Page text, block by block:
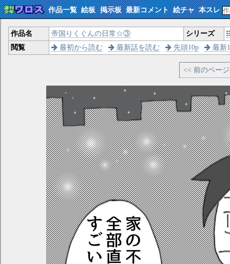
作品一覧 絵板 掲示板 最新コメント 絵チャ 本スレ
作品名 帝国りくぐんの日常☆③
シリーズ
閲覧
最初から読む 最新話を読む 先頭10p 最新
<< 前のペー